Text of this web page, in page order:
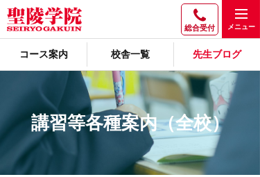
総合受付
コース案内 校舎一覧 先生ブログ
講習等各種案内（全校）